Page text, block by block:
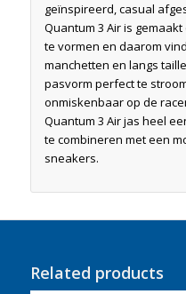
geïnspireerd, casual
Quantum 3 Air is
te vormen en daarom
manchetten en langs
pasvorm perfect te
onmiskenbaar op de
Quantum 3 Air jas heel
te combineren met een
sneakers.
Related products